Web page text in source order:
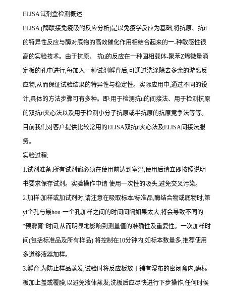
ELISA试剂盒检测概述
ELISA (酶联接免疫吸附反应分析)是以免疫学反应为基础,将抗原、 抗ti
的特异性反应与酶对底物的高效催化作用相结合起来的一-种敏感性很
高的实验技术。由于抗原、 抗ti的反应在一种固相载体-聚苯Z烯微量滴
定板的孔中进行,每加入一种试剂孵育后,可通过洗涤除去多余的游离反
应物,从而保证试验结果的特异性与稳定性。实际应用中,通过不同的设
计,具体的方法步骤可有多种。即:用于检测抗ti的间接法、用于检测抗原
的双抗ti夹心法以及用于检测小分子抗原或半抗原的抗原竞争法等等。
目前我们对客户提供比较常用的ELISA双抗ti夹心法及ELISA间接法服
务。
实验过程:
1.试剂准备:所有试剂都必须在使用前达到室温,使用后请立即按照说明
书要求保存试剂。实验操作中请 使用一次性的吸头,避免交叉污染。
2.加样:加样或加试剂时,请注意在吸取标本/标准品,酶结合物或底物时,第
yi个孔与最hou-一个孔加样之间的时间间隔如果太大,将会导致不同的
“预孵育“时间 ,从而明显地影响到测量值的准确性及重复性。 一次加样时
间 (包括标准品及所有样品) 将控制在10分钟内,如标本数量多,推荐使用
多道移液器加样。
3.孵育:为防止样品蒸发,试验时将反应板放于铺有湿布的密闭盒内,酶标
板加上盖或覆膜,以避免液体蒸发;洗板后应尽快进行下步操作,任何时侯